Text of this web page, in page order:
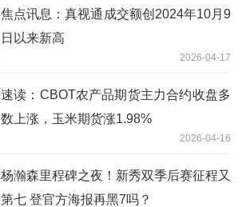
焦点讯息：真视通成交额创2024年10月9
日以来新高
2026-04-17
速读：CBOT农产品期货主力合约收盘多
数上涨，玉米期货涨1.98%
2026-04-16
杨瀚森里程碑之夜！新秀双季后赛征程又
第七 登官方海报再黑7吗？